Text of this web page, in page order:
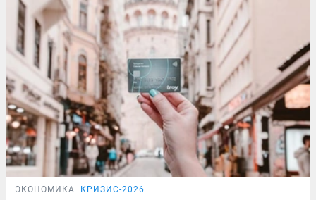
ЭКОНОМИКА КРИЗИС-2026